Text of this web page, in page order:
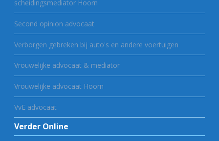
scheidingsmediator Hoorn
Second opinion advocaat
Verborgen gebreken bij auto's en andere voertuigen
Vrouwelijke advocaat & mediator
Vrouwelijke advocaat Hoorn
VvE advocaat
Verder Online